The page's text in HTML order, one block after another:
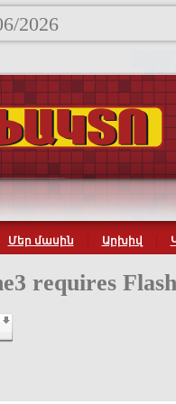
2026
Մեր մասին Արխիվ
requires